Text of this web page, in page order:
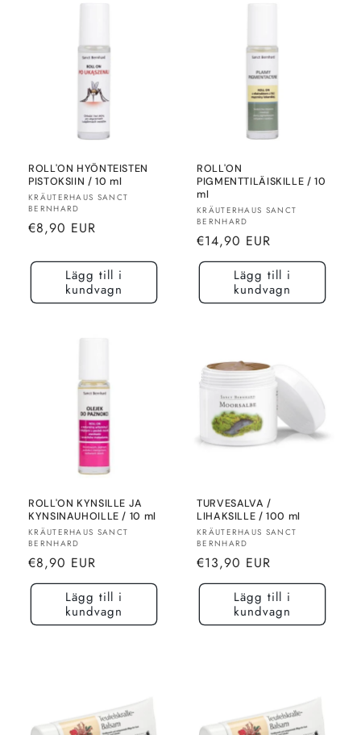
ROLL'ON HYÖNTEISTEN
PISTOKSIIN / 10 ml
Säljare:
KRÄUTERHAUS SANCT
BERNHARD
Normalt
€8,90 EUR
Lägg till i
kundvagn
ROLL'ON
PIGMENTTILÄISKILLE / 10
ml
Säljare:
KRÄUTERHAUS SANCT
BERNHARD
Normalt
pris
€14,90 EUR
Lägg till i
kundvagn
ROLL'ON KYNSILLE JA
KYNSINAUHOILLE / 10 ml
Säljare:
KRÄUTERHAUS SANCT
BERNHARD
Normalt
pris
€8,90 EUR
Lägg till i
kundvagn
TURVESALVA /
LIHAKSILLE / 100 ml
Säljare:
KRÄUTERHAUS SANCT
BERNHARD
Normalt
pris
€13,90 EUR
Lägg till i
kundvagn